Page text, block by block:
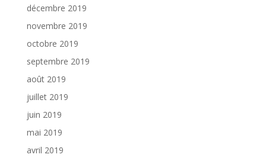
décembre 2019
novembre 2019
octobre 2019
septembre 2019
août 2019
juillet 2019
juin 2019
mai 2019
avril 2019